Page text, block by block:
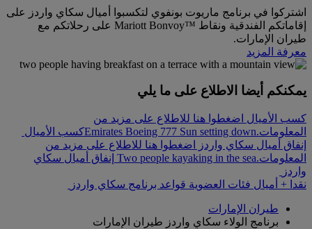
اشتركوا في برنامج ماريوت بونفوي لتكسبوا أميال سكاي واردز على
إقاماتكم الفندقية ونقاط ™Mariott Bonvoy على رحلاتكم مع
طيران الإمارات.
معرفة المزيد
يمكنكم أيضا الاطلاع على ما يلي
كسب الأميال اضغطوا هنا للاطلاع على مزيد من
المعلومات.Emirates Boeing 777 Sun setting downكسب الأميال
إنفاق أميال سكاي واردز اضغطوا هنا للاطلاع على مزيد من
المعلومات.Two people kayaking in the sea إنفاق أميال سكاي
واردز
نقدا + أميال فئات العضوية قواعد برنامج سكاي واردز
طيران الإمارات
برنامج الولاء سكاي واردز طيران الإمارات